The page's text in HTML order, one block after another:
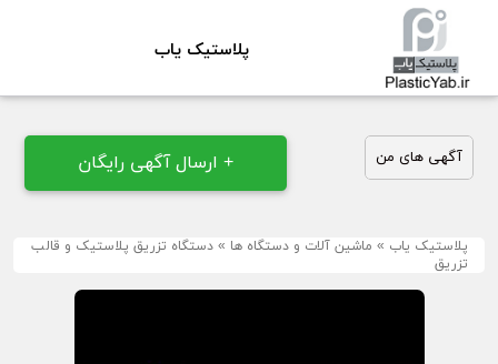
پلاستیک یاب
آگهی های من + ارسال آگهی رایگان
پلاستیک یاب » ماشین آلات و دستگاه ها » دستگاه تزریق پلاستیک و قالب
تزریق